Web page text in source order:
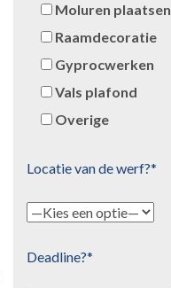
Moluren plaatsen
Raamdecoratie
Gyprocwerken
Vals plafond
Overige
Locatie van de werf?*
Deadline?*